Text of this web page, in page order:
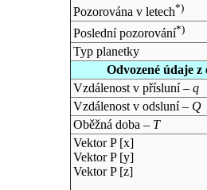
Pozorována v letech*)
Poslední pozorování*)
Typ planetky
Odvozené údaje
Vzdálenost v přísluní – q
Vzdálenost v odsluní – Q
Oběžná doba – T
Vektor P [x]
Vektor P [y]
Vektor P [z]